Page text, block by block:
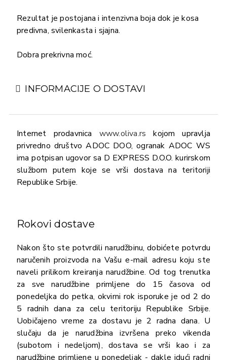
Rezultat je postojana i intenzivna boja dok je kosa
predivna, svilenkasta i sjajna.
Dobra prekrivna moć.
INFORMACIJE O DOSTAVI
Internet prodavnica www.oliva.rs kojom upravlja
privredno društvo ADOC DOO, ogranak ADOC WS
ima potpisan ugovor sa D EXPRESS D.O.O. kurirskom
službom putem koje se vrši dostava na teritoriji
Republike Srbije.
Rokovi dostave
Nakon što ste potvrdili narudžbinu, dobićete potvrdu
naručenih proizvoda na Vašu e-mail adresu koju ste
naveli prilikom kreiranja narudžbine. Od tog trenutka
za sve narudžbine primljene do 15 časova od
ponedeljka do petka, okvirni rok isporuke je od 2 do
5 radnih dana za celu teritoriju Republike Srbije.
Uobičajeno vreme za dostavu je 2 radna dana. U
slučaju da je narudžbina izvršena preko vikenda
(subotom i nedeljom), dostava se vrši kao i za
narudžbine primljene u ponedeljak - dakle idući radni